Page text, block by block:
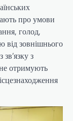
про умови
голод,
від зовнішнього
з
не отримують